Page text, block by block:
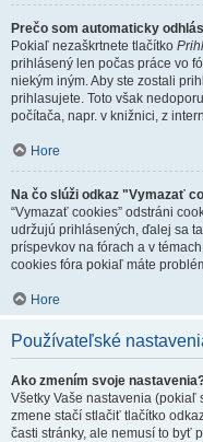
Prečo som automaticky
Pokiaľ nezaškrtnete tlačítko
prihlásený len počas práce vo
niekým iným. Aby ste zostali
prihlasujete. Toto však
počítača, napr. v knižnici, z
Hore
Na čo slúži odkaz "Vymazať
“Vymazať cookies” odstráni
udržujú prihlásených, ďalej sa
príspevkov na fórach a v
cookies fóra pokiaľ máte
Hore
Používateľské
Ako zmením svoje
Všetky Vaše nastavenia (pokiaľ
zmene stačí stlačiť tlačítko
časti stránky, ale nemusí to byť